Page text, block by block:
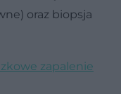
oraz biopsja
zapalenie